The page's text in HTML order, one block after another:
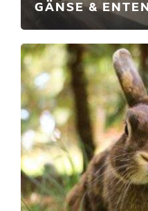
GÄNSE & ENTEN